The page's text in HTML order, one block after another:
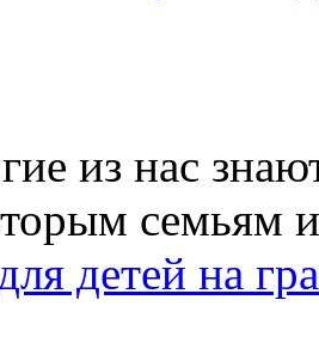
из нас
семьям
детей на